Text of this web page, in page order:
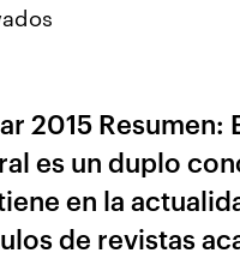
2015 Resumen:
es un duplo
en la
de revistas